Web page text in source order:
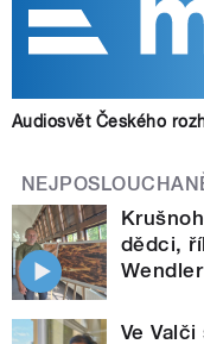
Audiosvět Českého
dědci,
Wendler
Ve